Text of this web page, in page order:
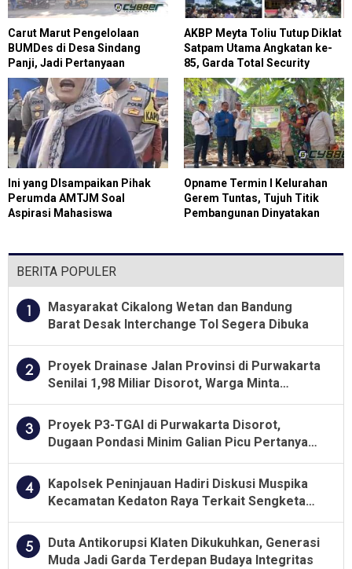
Carut Marut Pengelolaan
BUMDes di Desa Sindang
Panji, Jadi Pertanyaan
Masyarakat
AKBP Meyta Toliu Tutup Diklat
Satpam Utama Angkatan ke-
85, Garda Total Security
Tegaskan Profesi Satpam
Bukan Pekerjaan Sepele
Ini yang DIsampaikan Pihak
Perumda AMTJM Soal
Aspirasi Mahasiswa
Opname Termin I Kelurahan
Gerem Tuntas, Tujuh Titik
Pembangunan Dinyatakan
BERITA POPULER
1
Masyarakat Cikalong Wetan dan Bandung
Barat Desak Interchange Tol Segera Dibuka
2
Proyek Drainase Jalan Provinsi di Purwakarta
Senilai 1,98 Miliar Disorot, Warga Minta
Kualitas Pekerjaan Diawasi Ketat
3
Proyek P3-TGAI di Purwakarta Disorot,
Dugaan Pondasi Minim Galian Picu Pertanyaan
Besar soal Pengawasan
4
Kapolsek Peninjauan Hadiri Diskusi Muspika
Kecamatan Kedaton Raya Terkait Sengketa
Lahan Kelompok Tani Dengan PT. GNS
5
Duta Antikorupsi Klaten Dikukuhkan, Generasi
Muda Jadi Garda Terdepan Budaya Integritas